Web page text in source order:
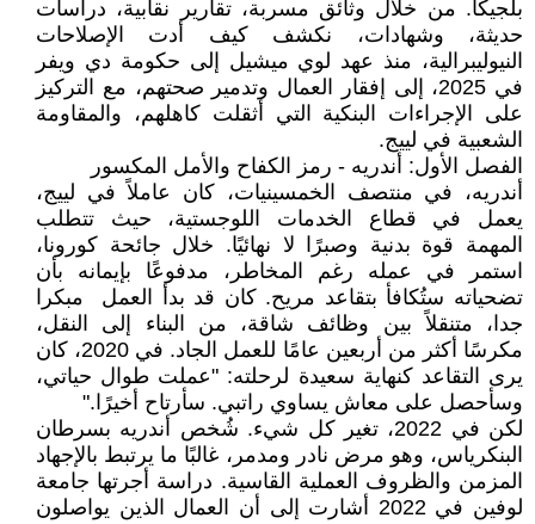
بلجيكا. من خلال وثائق مسربة، تقارير نقابية، دراسات
حديثة، وشهادات، نكشف كيف أدت الإصلاحات
النيوليبرالية، منذ عهد لوي ميشيل إلى حكومة دي ويفر
في 2025، إلى إفقار العمال وتدمير صحتهم، مع التركيز
على الإجراءات البنكية التي أثقلت كاهلهم، والمقاومة
الشعبية في لييج.
الفصل الأول: أندريه - رمز الكفاح والأمل المكسور
أندريه، في منتصف الخمسينيات، كان عاملاً في لييج،
يعمل في قطاع الخدمات اللوجستية، حيث تتطلب
المهمة قوة بدنية وصبرًا لا نهائيًا. خلال جائحة كورونا،
استمر في عمله رغم المخاطر، مدفوعًا بإيمانه بأن
تضحياته ستُكافأ بتقاعد مريح. كان قد بدأ العمل مبكرا
جدا، متنقلاً بين وظائف شاقة، من البناء إلى النقل،
مكرسًا أكثر من أربعين عامًا للعمل الجاد. في 2020، كان
يرى التقاعد كنهاية سعيدة لرحلته: "عملت طوال حياتي،
وسأحصل على معاش يساوي راتبي. سأرتاح أخيرًا."
لكن في 2022، تغير كل شيء. شُخص أندريه بسرطان
البنكرياس، وهو مرض نادر ومدمر، غالبًا ما يرتبط بالإجهاد
المزمن والظروف العملية القاسية. دراسة أجرتها جامعة
لوفين في 2022 أشارت إلى أن العمال الذين يواصلون